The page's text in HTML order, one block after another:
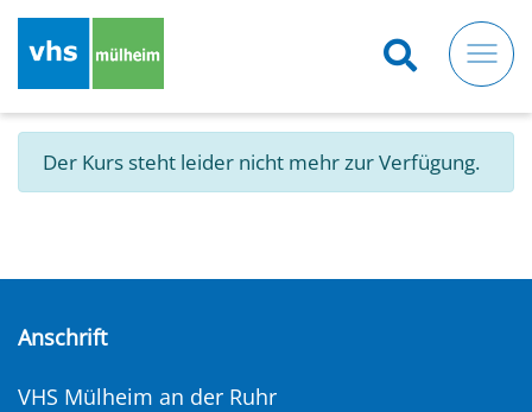
Der Kurs steht leider nicht mehr zur Verfügung.
Anschrift
VHS Mülheim an der Ruhr